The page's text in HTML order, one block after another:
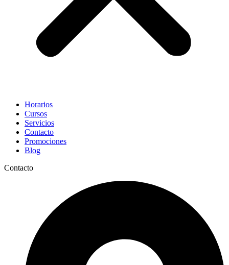
Horarios
Cursos
Servicios
Contacto
Promociones
Blog
Contacto